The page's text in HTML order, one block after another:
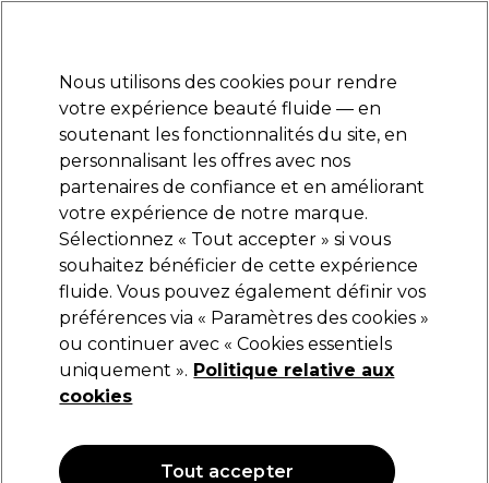
Se connecter
Marques Bons plans Coiffure Electro et Matériel
Livraison et délais
lire la suite
Sibel Brosse Proline 288-25mm/8462132
5,51 €6,89 €
Nous utilisons des cookies pour rendre
votre expérience beauté fluide — en
soutenant les fonctionnalités du site, en
personnalisant les offres avec nos
partenaires de confiance et en améliorant
votre expérience de notre marque.
Sélectionnez « Tout accepter » si vous
souhaitez bénéficier de cette expérience
fluide. Vous pouvez également définir vos
préférences via « Paramètres des cookies »
ou continuer avec « Cookies essentiels
uniquement ». Politique relative aux
cookies
Tout accepter